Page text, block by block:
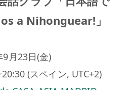
a Nihonguear!」
月23日(金)
(スペイン, UTC+2)